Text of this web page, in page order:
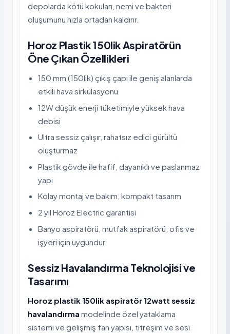
depolarda kötü kokuları, nemi ve bakteri
oluşumunu hızla ortadan kaldırır.
Horoz Plastik 150lik Aspiratörün
Öne Çıkan Özellikleri
150 mm (150lik) çıkış çapı ile geniş alanlarda
etkili hava sirkülasyonu
12W düşük enerji tüketimiyle yüksek hava
debisi
Ultra sessiz çalışır, rahatsız edici gürültü
oluşturmaz
Plastik gövde ile hafif, dayanıklı ve paslanmaz
yapı
Kolay montaj ve bakım, kompakt tasarım
2 yıl Horoz Electric garantisi
Banyo aspiratörü, mutfak aspiratörü, ofis ve
işyeri için uygundur
Sessiz Havalandırma Teknolojisi ve
Tasarımı
Horoz plastik 150lik aspiratör 12watt sessiz
havalandırma modelinde özel yataklama
sistemi ve gelişmiş fan yapısı, titreşim ve sesi